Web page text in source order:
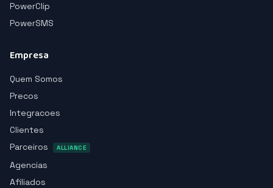
PowerClip
PowerSMS
Empresa
Quem Somos
Precos
Integracoes
Clientes
Parceiros
ALLIANCE
Agencias
Afiliados